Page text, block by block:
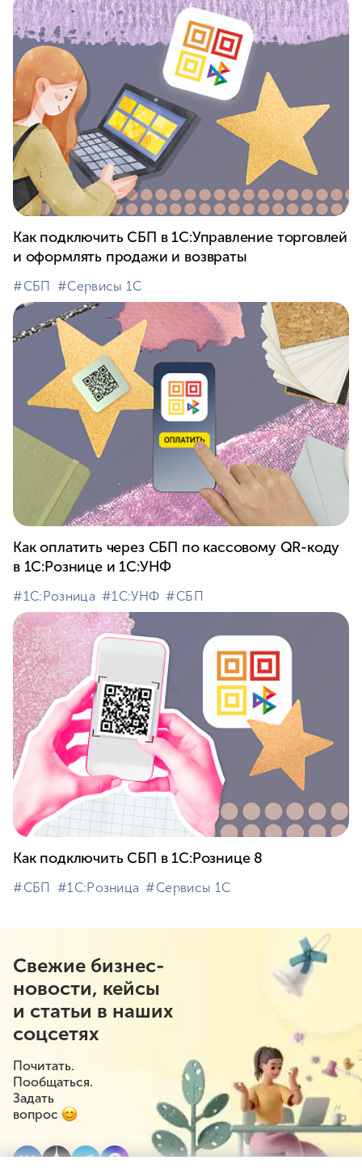
Как подключить СБП в 1C:Управление торговлей
и оформлять продажи и возвраты
#⁣СБП #⁣Сервисы 1С
Как оплатить через СБП по кассовому QR-коду
в 1С:Рознице и 1С:УНФ
#⁣1С:Розница #⁣1С:УНФ #⁣СБП
Как подключить СБП в 1С:Рознице 8
#⁣СБП #⁣1С:Розница #⁣Сервисы 1С
Свежие бизнес-
новости, кейсы
и статьи в наших
соцсетях
Почитать.
Пообщаться.
Задать
вопрос